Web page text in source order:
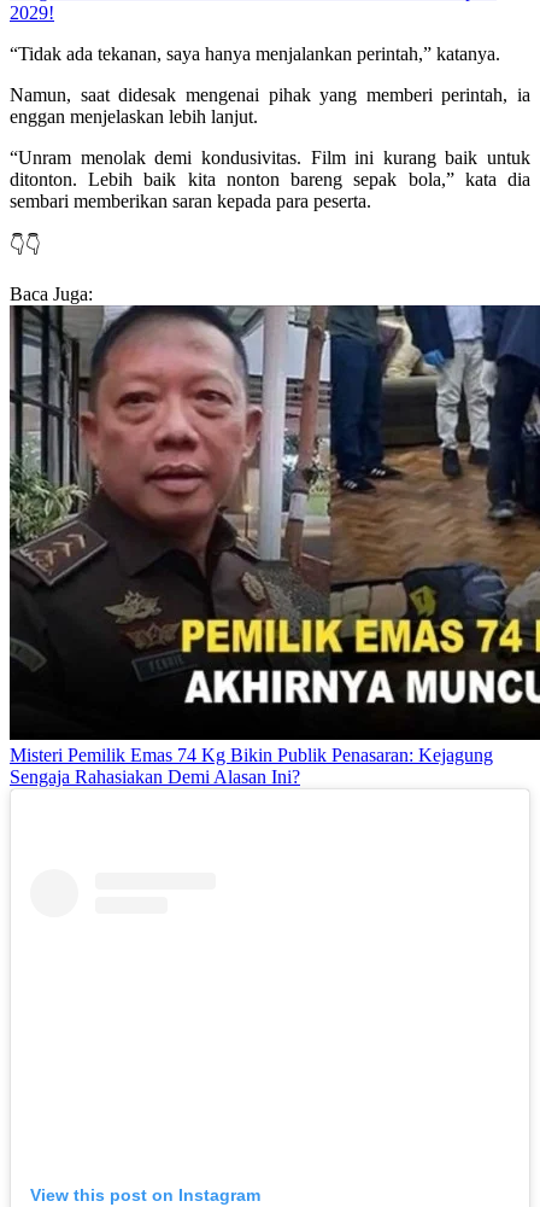
2029!
“Tidak ada tekanan, saya hanya menjalankan perintah,” katanya.
Namun, saat didesak mengenai pihak yang memberi perintah, ia
enggan menjelaskan lebih lanjut.
“Unram menolak demi kondusivitas. Film ini kurang baik untuk
ditonton. Lebih baik kita nonton bareng sepak bola,” kata dia
sembari memberikan saran kepada para peserta.
👇👇
Baca Juga:
Misteri Pemilik Emas 74 Kg Bikin Publik Penasaran: Kejagung
Sengaja Rahasiakan Demi Alasan Ini?
View this post on Instagram